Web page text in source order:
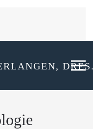
Detlef Dieckmann